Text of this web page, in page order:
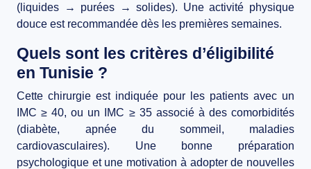
(liquides → purées → solides). Une activité physique
douce est recommandée dès les premières semaines.
Quels sont les critères d’éligibilité
en Tunisie ?
Cette chirurgie est indiquée pour les patients avec un
IMC ≥ 40, ou un IMC ≥ 35associé à des comorbidités
(diabète, apnée du sommeil, maladies
cardiovasculaires). Une bonne préparation
psychologique et une motivation à adopter de nouvelles